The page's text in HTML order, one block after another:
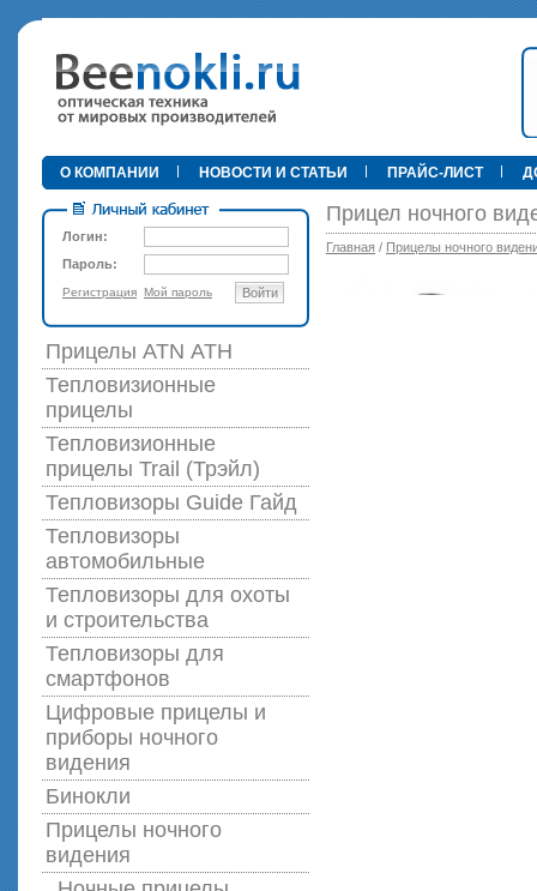
•
О КОМПАНИИ НОВОСТИ И СТАТЬИ ПРАЙС-ЛИСТ
Логин:
Пароль:
Регистрация Мой пароль Войти
Прицелы ATN АТН
Тепловизионные
прицелы
Тепловизионные
прицелы Trail (Трэйл)
Тепловизоры Guide Гайд
Тепловизоры
автомобильные
Тепловизоры для охоты
и строительства
Тепловизоры для
смартфонов
Цифровые прицелы и
приборы ночного
видения
Бинокли
Прицелы ночного
видения
Прицел ночного
Главная / Прицелы ночного